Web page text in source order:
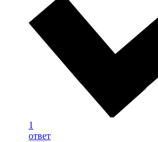
1
ответ